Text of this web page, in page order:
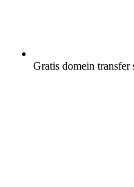
Gratis domein transfer